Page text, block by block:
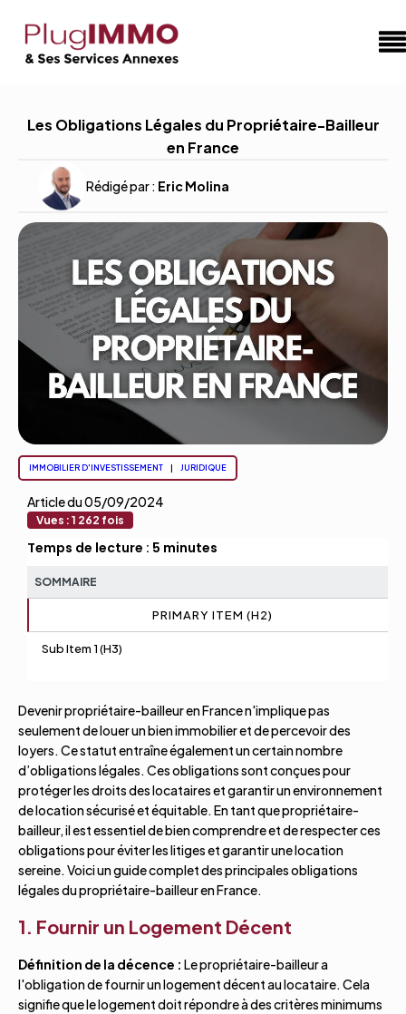
Les Obligations Légales du Propriétaire-Bailleur
en France
Rédigé par : Eric Molina
IMMOBILIER D'INVESTISSEMENT | JURIDIQUE
Article du05/09/2024
Vues : 1 262 fois
Temps de lecture : 5 minutes
SOMMAIRE
PRIMARY ITEM (H2)
Sub Item 1 (H3)
Devenir propriétaire-bailleur en France n'implique pas
seulement de louer un bien immobilier et de percevoir des
loyers. Ce statut entraîne également un certain nombre
d’obligations légales. Ces obligations sont conçues pour
protéger les droits des locataires et garantir un environnement
de location sécurisé et équitable. En tant que propriétaire-
bailleur, il est essentiel de bien comprendre et de respecter ces
obligations pour éviter les litiges et garantir une location
sereine. Voici un guide complet des principales obligations
légales du propriétaire-bailleur en France.
1. Fournir un Logement Décent
Définition de la décence : Le propriétaire-bailleur a
l'obligation de fournir un logement décent au locataire. Cela
signifie que le logement doit répondre à des critères minimums